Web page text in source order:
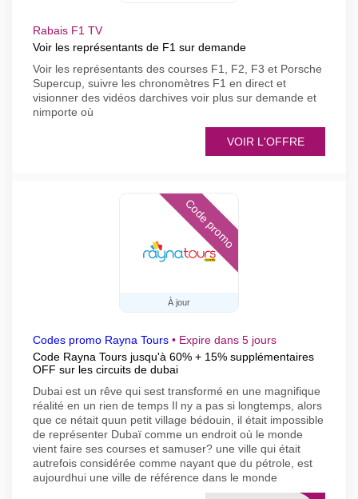
Rabais F1 TV
Voir les représentants de F1 sur demande
Voir les représentants des courses F1, F2, F3 et Porsche
Supercup, suivre les chronomètres F1 en direct et
visionner des vidéos darchives voir plus sur demande et
nimporte où
VOIR L'OFFRE
À jour
Code promo
Codes promo Rayna Tours • Expire dans 5 jours
Code Rayna Tours jusqu'à 60% + 15% supplémentaires
OFF sur les circuits de dubai
Dubai est un rêve qui sest transformé en une magnifique
réalité en un rien de temps Il ny a pas si longtemps, alors
que ce nétait quun petit village bédouin, il était impossible
de représenter Dubaï comme un endroit où le monde
vient faire ses courses et samuser? une ville qui était
autrefois considérée comme nayant que du pétrole, est
aujourdhui une ville de référence dans le monde